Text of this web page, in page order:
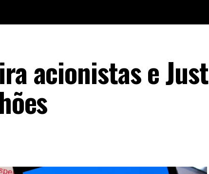
acionistas e